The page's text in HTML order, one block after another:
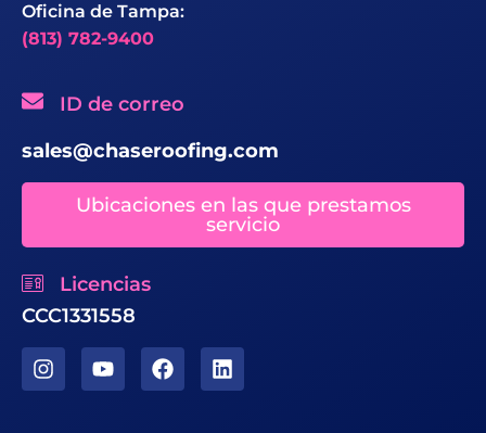
Oficina de Tampa:
(813) 782-9400
ID de correo
sales@chaseroofing.com
Ubicaciones en las que prestamos
servicio
Licencias
CCC1331558